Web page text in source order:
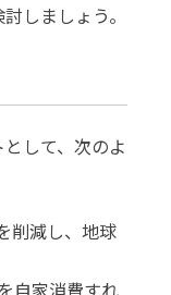
しましょう。
して、次のよ
削減し、地球
自家消費すれ